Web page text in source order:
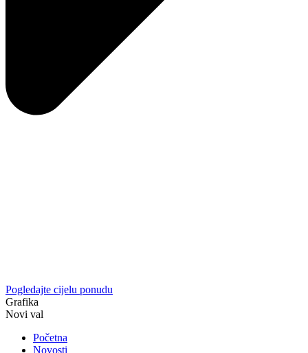
Pogledajte cijelu ponudu
Grafika
Novi val
Početna
Novosti